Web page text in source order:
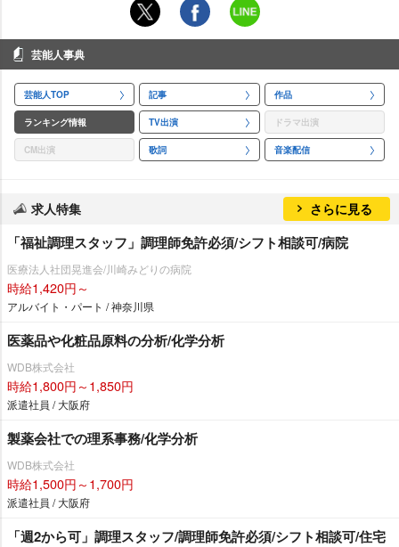
芸能人事典
芸能人TOP 記事 作品
ランキング情報 TV出演 ドラマ出演
CM出演 歌詞 音楽配信
求人特集 さらに見る
「福祉調理スタッフ」調理師免許必須/シフト相談可/病院
医療法人社団晃進会/川崎みどりの病院
時給1,420円～
アルバイト・パート / 神奈川県
医薬品や化粧品原料の分析/化学分析
WDB株式会社
時給1,800円～1,850円
派遣社員 / 大阪府
製薬会社での理系事務/化学分析
WDB株式会社
時給1,500円～1,700円
派遣社員 / 大阪府
「週2から可」調理スタッフ/調理師免許必須/シフト相談可/住宅